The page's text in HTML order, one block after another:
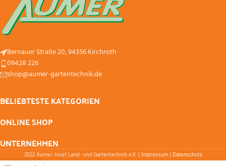
Bernauer Straße 20, 94356 Kirchroth
09428 226
shop@aumer-gartentechnik.de
BELIEBTESTE KATEGORIEN
ONLINE SHOP
UNTERNEHMEN
2022 Aumer Josef Land- und Gartentechnik e.K. | Impressum| Datenschutz